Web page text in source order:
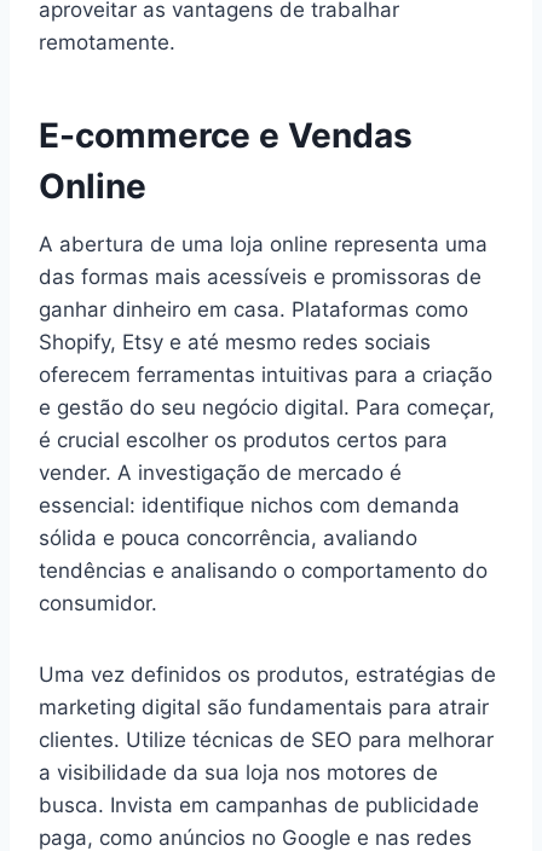
aproveitar as vantagens de trabalhar
remotamente.
E-commerce e Vendas
Online
A abertura de uma loja online representa uma
das formas mais acessíveis e promissoras de
ganhar dinheiro em casa. Plataformas como
Shopify, Etsy e até mesmo redes sociais
oferecem ferramentas intuitivas para a criação
e gestão do seu negócio digital. Para começar,
é crucial escolher os produtos certos para
vender. A investigação de mercado é
essencial: identifique nichos com demanda
sólida e pouca concorrência, avaliando
tendências e analisando o comportamento do
consumidor.
Uma vez definidos os produtos, estratégias de
marketing digital são fundamentais para atrair
clientes. Utilize técnicas de SEO para melhorar
a visibilidade da sua loja nos motores de
busca. Invista em campanhas de publicidade
paga, como anúncios no Google e nas redes